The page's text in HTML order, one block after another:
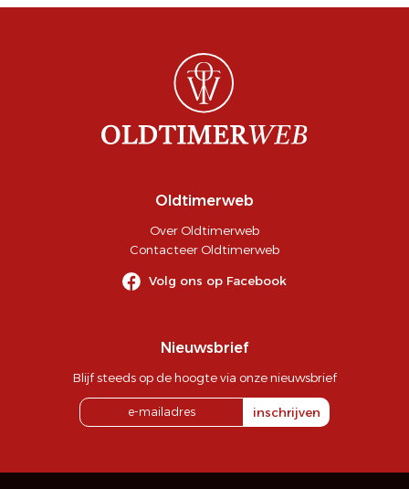
Oldtimerweb
Over Oldtimerweb
Contacteer Oldtimerweb
Volg ons op Facebook
Nieuwsbrief
Blijf steeds op de hoogte via onze nieuwsbrief
inschrijven